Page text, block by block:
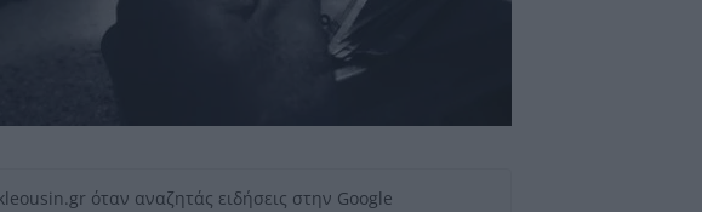
όταν αναζητάς ειδήσεις στην Google